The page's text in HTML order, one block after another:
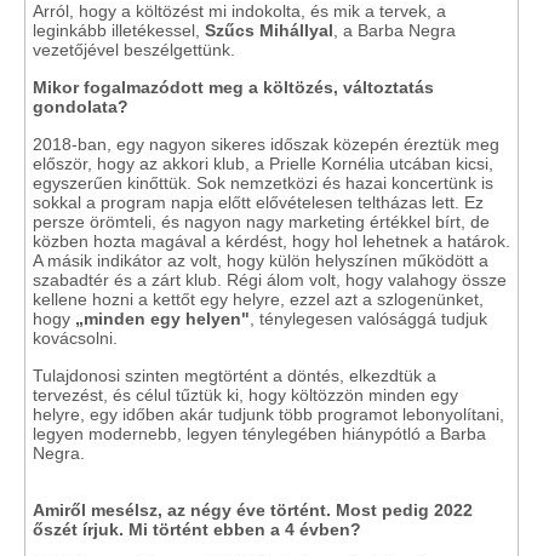
Arról, hogy a költözést mi indokolta, és mik a tervek, a
leginkább illetékessel, Szűcs Mihállyal , a Barba Negra
vezetőjével beszélgettünk.
Mikor fogalmazódott meg a költözés, változtatás
gondolata?
2018-ban, egy nagyon sikeres időszak közepén éreztük meg
először, hogy az akkori klub, a Prielle Kornélia utcában kicsi,
egyszerűen kinőttük. Sok nemzetközi és hazai koncertünk is
sokkal a program napja előtt elővételesen teltházas lett. Ez
persze örömteli, és nagyon nagy marketing értékkel bírt, de
közben hozta magával a kérdést, hogy hol lehetnek a határok.
A másik indikátor az volt, hogy külön helyszínen működött a
szabadtér és a zárt klub. Régi álom volt, hogy valahogy össze
kellene hozni a kettőt egy helyre, ezzel azt a szlogenünket,
hogy „minden egy helyen" , ténylegesen valósággá tudjuk
kovácsolni.
Tulajdonosi szinten megtörtént a döntés, elkezdtük a
tervezést, és célul tűztük ki, hogy költözzön minden egy
helyre, egy időben akár tudjunk több programot lebonyolítani,
legyen modernebb, legyen ténylegében hiánypótló a Barba
Negra.
Amiről mesélsz, az négy éve történt. Most pedig 2022
őszét írjuk. Mi történt ebben a 4 évben?